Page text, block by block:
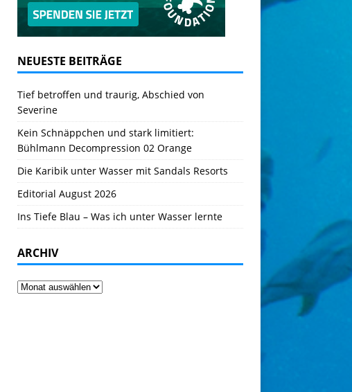
NEUESTE BEITRÄGE
Tief betroffen und traurig, Abschied von
Severine
Kein Schnäppchen und stark limitiert:
Bühlmann Decompression 02 Orange
Die Karibik unter Wasser mit Sandals Resorts
Editorial August 2026
Ins Tiefe Blau – Was ich unter Wasser lernte
ARCHIV